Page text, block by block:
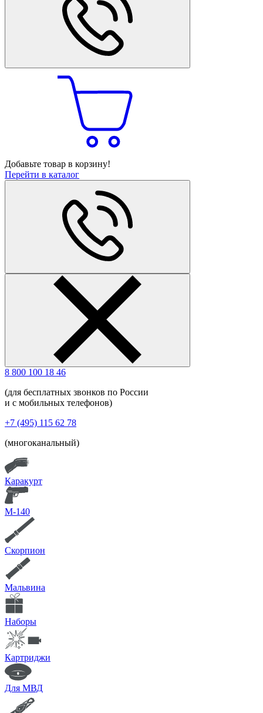
Добавьте товар в корзину!
Перейти в каталог
8 800 100 18 46
(для бесплатных звонков по России
и с мобильных телефонов)
+7 (495) 115 62 78
(многоканальный)
Каракурт
М-140
Скорпион
Мальвина
Наборы
Картриджи
Для МВД